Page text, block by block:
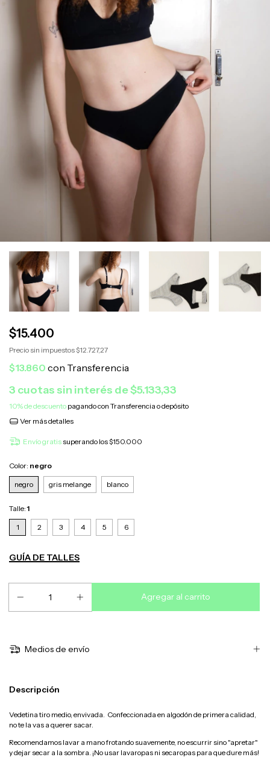
$15.400
Precio sin impuestos$12.727,27
$13.860 con
3 cuotas sin interés de$5.133,33
10% de descuento pagando con Transferencia o depósito
Ver más detalles
Envío gratissuperando los$150.000
Color: negro
negro gris melange blanco
Talle:1
1 2 3 4 5 6
Guía de talles
Medios de envío
Descripción
Vedetina tiro medio, envivada. Confeccionada en algodón de primera calidad,
no te la vas a querer sacar.
Recomendamos lavar a mano frotando suavemente, no escurrir sino "apretar"
y dejar secar a la sombra. ¡No usar lavaropas ni secaropas para que dure más!